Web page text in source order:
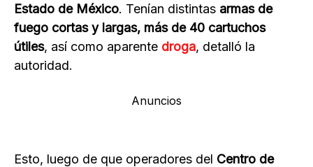
Estado de México. Tenían distintas armas de
fuego cortas y largas, más de 40 cartuchos
útiles, así como aparente droga, detalló la
autoridad.
Anuncios
Esto, luego de que operadores del Centro de